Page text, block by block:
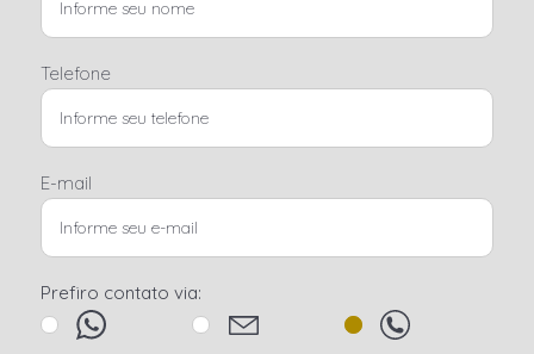
Telefone
E-mail
Prefiro contato via: